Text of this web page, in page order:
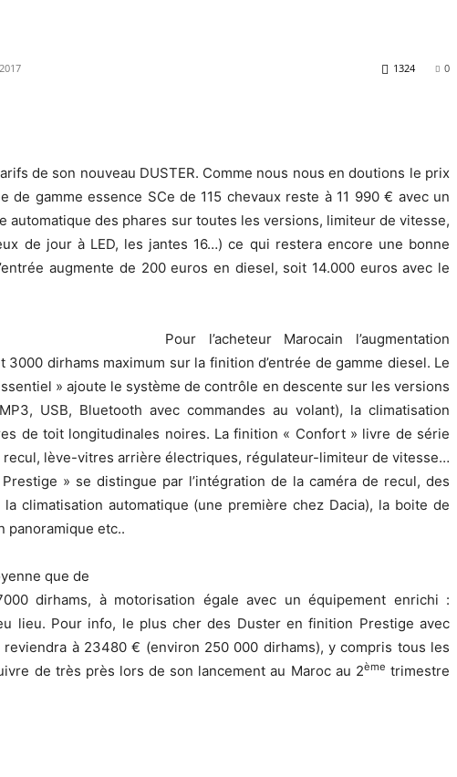
0
1324
de son nouveau DUSTER. Comme nous nous en doutions le prix
de gamme essence SCe de 115 chevaux reste à 11 990 € avec un
automatique des phares sur toutes les versions, limiteur de vitesse,
de jour à LED, les jantes 16…) ce qui restera encore une bonne
augmente de 200 euros en diesel, soit 14.000 euros avec le
Pour l’acheteur Marocain l’augmentation
dirhams maximum sur la finition d’entrée de gamme diesel. Le
» ajoute le système de contrôle en descente sur les versions
USB, Bluetooth avec commandes au volant), la climatisation
de toit longitudinales noires. La finition « Confort » livre de série
recul, lève-vitres arrière électriques, régulateur-limiteur de vitesse…
» se distingue par l’intégration de la caméra de recul, des
climatisation automatique (une première chez Dacia), la boite de
panoramique etc..
que de
dirhams, à motorisation égale avec un équipement enrichi :
lieu. Pour info, le plus cher des Duster en finition Prestige avec
à 23480 € (environ 250 000 dirhams), y compris tous les
de très près lors de son lancement au Maroc au 2ème trimestre